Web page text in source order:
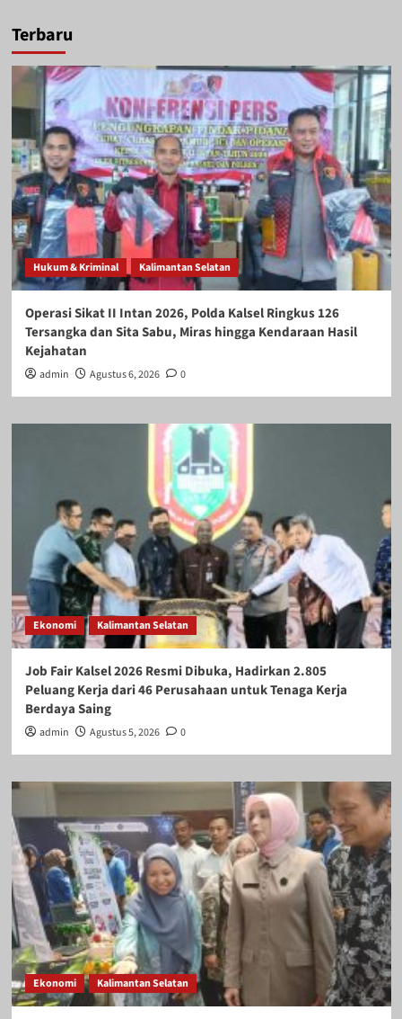
Terbaru
Hukum & Kriminal Kalimantan Selatan
Operasi Sikat II Intan 2026, Polda Kalsel Ringkus 126
Tersangka dan Sita Sabu, Miras hingga Kendaraan Hasil
Kejahatan
admin Agustus 6, 2026 0
Ekonomi Kalimantan Selatan
Job Fair Kalsel 2026 Resmi Dibuka, Hadirkan 2.805
Peluang Kerja dari 46 Perusahaan untuk Tenaga Kerja
Berdaya Saing
admin Agustus 5, 2026 0
Ekonomi Kalimantan Selatan